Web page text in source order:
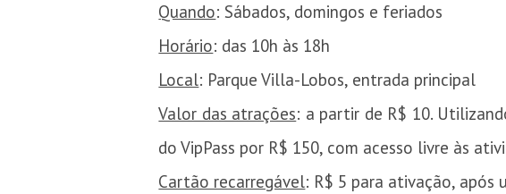
Quando: Sábados, domingos e feriados
Horário: das 10h às 18h
Local: Parque Villa-Lobos, entrada principal
Valor das atrações: a partir de R$ 10.
do VipPass por R$ 150, com acesso livre às
Cartão recarregável: R$ 5 para ativação,